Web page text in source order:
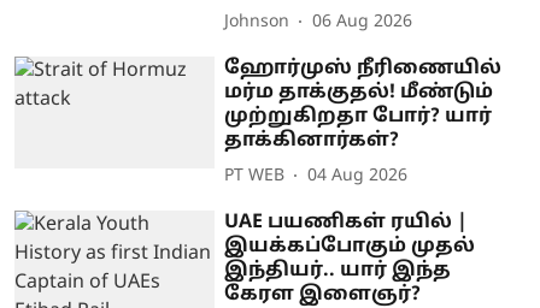
Johnson 06 Aug 2026
ஹோர்முஸ் நீரிணையில்
மர்ம தாக்குதல்! மீண்டும்
முற்றுகிறதா போர்? யார்
தாக்கினார்கள்?
PT WEB 04 Aug 2026
UAE பயணிகள் ரயில் |
இயக்கப்போகும் முதல்
இந்தியர்.. யார் இந்த
கேரள இளைஞர்?